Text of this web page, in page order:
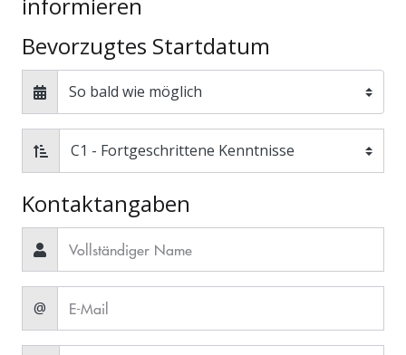
Bevorzugtes Startdatum
Kontaktangaben
@